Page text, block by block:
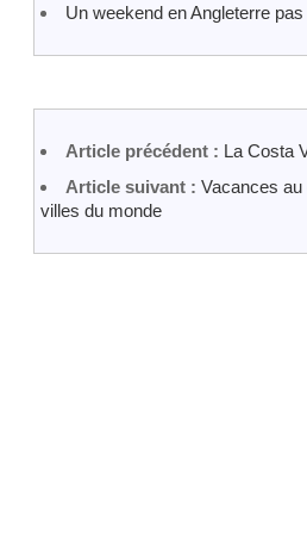
Un weekend en Angleterre
Article précédent : La Costa
Article suivant : Vacances
villes du monde